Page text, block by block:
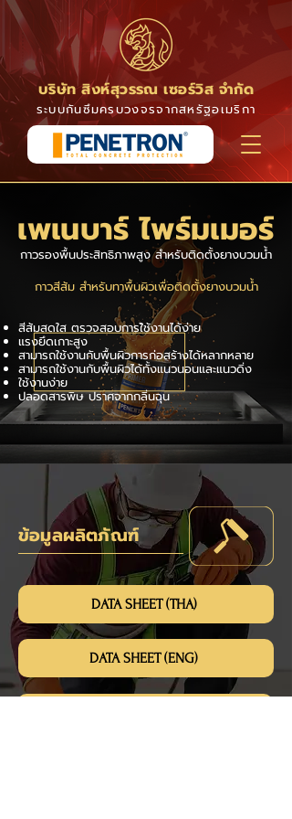
บริษัท สิงห์สุวรรณ เซอร์วิส จำกัด
ระบบกันซึมครบวงจรจากสหรัฐอเมริกา
เพเนบาร์ ไพร์มเมอร์
กาวรองพื้นประสิทธิภาพสูง สำหรับติดตั้งยางบวมน้ำ
กาวสีส้ม สำหรับทาพื้นผิวเพื่อติดตั้งยางบวมน้ำ
สีส้มสดใส ตรวจสอบการใ้ช้งานได้ง่าย
แรงยึดเกาะสูง
สามารถใช้งานกับพื้นผิวการก่อสร้างได้หลากหลาย
สามารถใช้งานกับพื้นผิวได้ทั้งแนวนอนและแนวดิ่ง
ใช้งานง่าย
ปลอดสารพิษ ปราศจากกลิ่นฉุน
ข้อมูลผลิตภัณฑ์
DATA SHEET (THA)
DATA SHEET (ENG)